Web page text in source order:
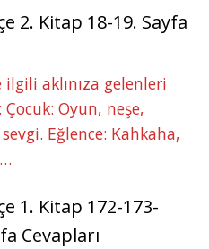
2. Kitap 18-19. Sayfa
aklınıza gelenleri
Oyun, neşe,
Eğlence: Kahkaha,
1. Kitap 172-173-
Cevapları